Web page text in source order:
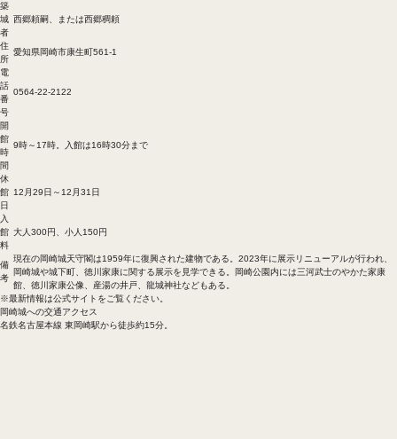
築
城
者
西郷頼嗣、または西郷稠頼
住
所
愛知県岡崎市康生町561-1
電
話
番
号
0564-22-2122
開
館
時
間
9時～17時。入館は16時30分まで
休
館
日
12月29日～12月31日
入
館
料
大人300円、小人150円
備
考
現在の岡崎城天守閣は1959年に復興された建物である。2023年に展示リニューアルが行われ、
岡崎城や城下町、徳川家康に関する展示を見学できる。岡崎公園内には三河武士のやかた家康
館、徳川家康公像、産湯の井戸、龍城神社などもある。
※最新情報は公式サイトをご覧ください。
岡崎城への交通アクセス
名鉄名古屋本線 東岡崎駅から徒歩約15分。